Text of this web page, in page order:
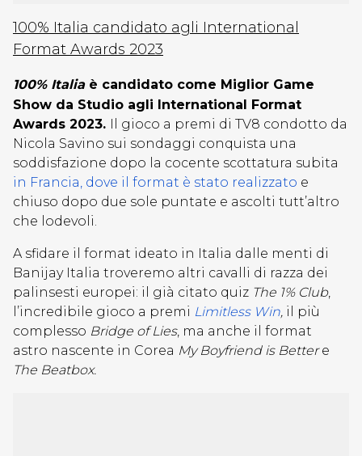
100% Italia candidato agli International
Format Awards 2023
100% Italia è candidato come Miglior Game
Show da Studio agli International Format
Awards 2023. Il gioco a premi di TV8 condotto da
Nicola Savino sui sondaggi conquista una
soddisfazione dopo la cocente scottatura subita
in Francia, dove il format è stato realizzato e
chiuso dopo due sole puntate e ascolti tutt’altro
che lodevoli.
A sfidare il format ideato in Italia dalle menti di
Banijay Italia troveremo altri cavalli di razza dei
palinsesti europei: il già citato quiz The 1% Club,
l’incredibile gioco a premi Limitless Win, il più
complesso Bridge of Lies, ma anche il format
astro nascente in Corea My Boyfriend is Bettere
The Beatbox.